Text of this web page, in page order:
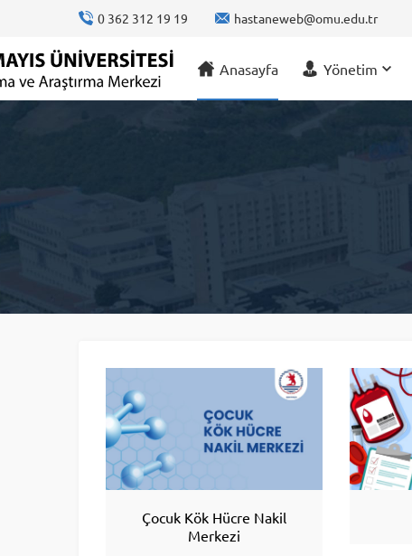
0 362 312 19 19 hastaneweb@omu.edu.tr
Anasayfa Yönetim
Çocuk Kök Hücre Nakil
Merkezi